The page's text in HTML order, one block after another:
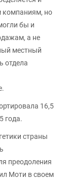
компаниям, но
бы и
а не
местный
отдела
16,5
года.
страны
преодоления
Моти в своем